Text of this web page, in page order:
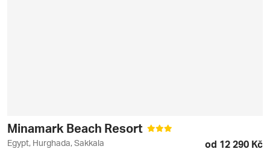
Minamark Beach Resort
Egypt, Hurghada, Sakkala od 12 290 Kč